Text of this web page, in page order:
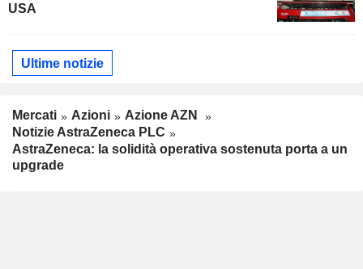
USA
Ultime notizie
Mercati Azioni
Azione AZN
Notizie AstraZeneca PLC
AstraZeneca: la solidità operativa sostenuta porta a un
upgrade